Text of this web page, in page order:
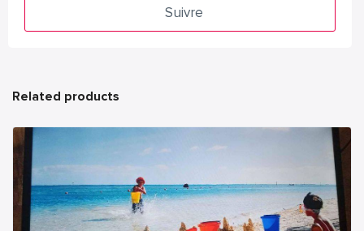
Suivre
Related products